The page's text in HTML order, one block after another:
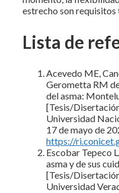
estrecho son requisitos
Lista de
Acevedo ME,
Gerometta RM
del asma:
[Tesis/
Universidad
17 de mayo de
https://
Escobar Tepeco
asma y de sus
[Tesis/
Universidad